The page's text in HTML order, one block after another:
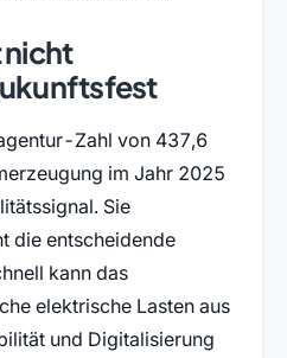
nicht
Zahl von 437,6
im Jahr 2025
Sie
die entscheidende
kann das
elektrische Lasten aus
und Digitalisierung